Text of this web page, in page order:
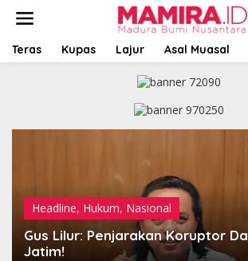
t
Teras Kupas Lajur Asal Muasal
Headline, Hukum, Nasional
Gus Lilur: Penjarakan Koruptor
Jatim!